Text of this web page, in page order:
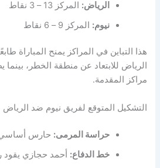
الرياض: المركز 13 – 3 نقاط
نيوم: المركز 9 – 6 نقاط
هذا التباين في المراكز يمنح المباراة
الرياض للابتعاد عن منطقة الخطر،
مراكز المقدمة.
التشكيل المتوقع لفريق نيوم ضد الرياض
حراسة المرمى: حارس أساسي
خط الدفاع: أحمد حجازي يقود